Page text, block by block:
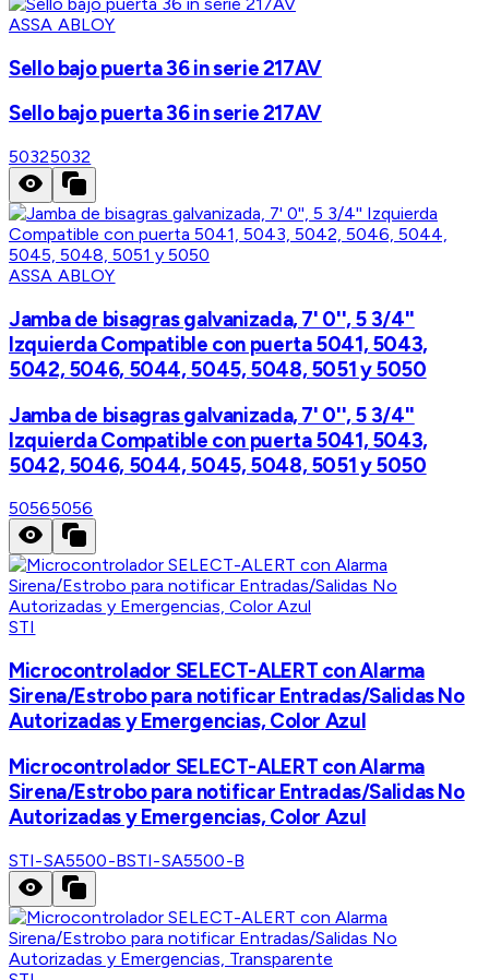
ASSA ABLOY
Sello bajo puerta 36 in serie 217AV
Sello bajo puerta 36 in serie 217AV
50325032
ASSA ABLOY
Jamba de bisagras galvanizada, 7' 0'', 5 3/4''
Izquierda Compatible con puerta 5041, 5043,
5042, 5046, 5044, 5045, 5048, 5051 y 5050
Jamba de bisagras galvanizada, 7' 0'', 5 3/4''
Izquierda Compatible con puerta 5041, 5043,
5042, 5046, 5044, 5045, 5048, 5051 y 5050
50565056
STI
Microcontrolador SELECT-ALERT con Alarma
Sirena/Estrobo para notificar Entradas/Salidas No
Autorizadas y Emergencias, Color Azul
Microcontrolador SELECT-ALERT con Alarma
Sirena/Estrobo para notificar Entradas/Salidas No
Autorizadas y Emergencias, Color Azul
STI-SA5500-BSTI-SA5500-B